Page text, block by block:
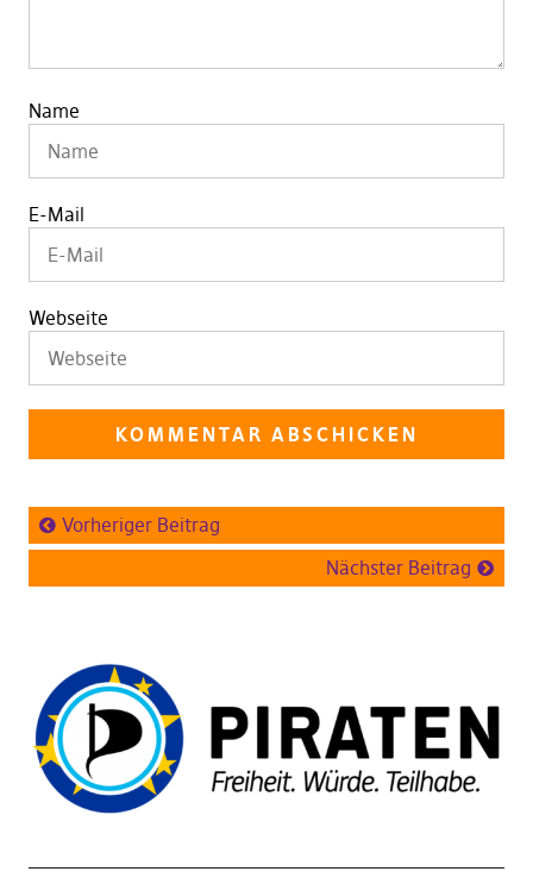
Name
E-Mail
Webseite
Vorheriger Beitrag
Nächster Beitrag